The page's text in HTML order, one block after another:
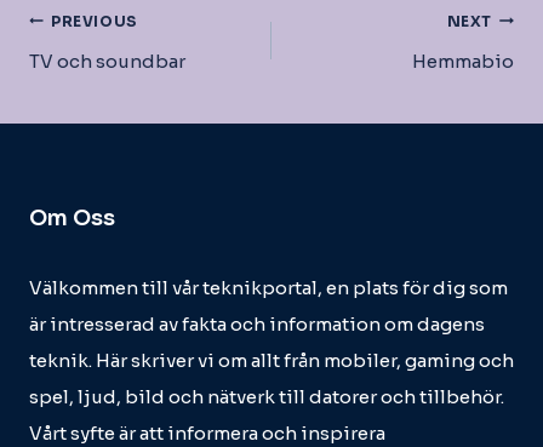
Inläggsnavigering
PREVIOUS
TV och soundbar
NEXT
Hemmabio
Om Oss
Välkommen till vår teknikportal, en plats för dig som
är intresserad av fakta och information om dagens
teknik. Här skriver vi om allt från mobiler, gaming och
spel, ljud, bild och nätverk till datorer och tillbehör.
Vårt syfte är att informera och inspirera